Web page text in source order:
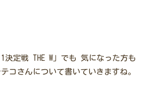
決定戦 THE W」でも
気になった方も
コさんについて書いていきますね。